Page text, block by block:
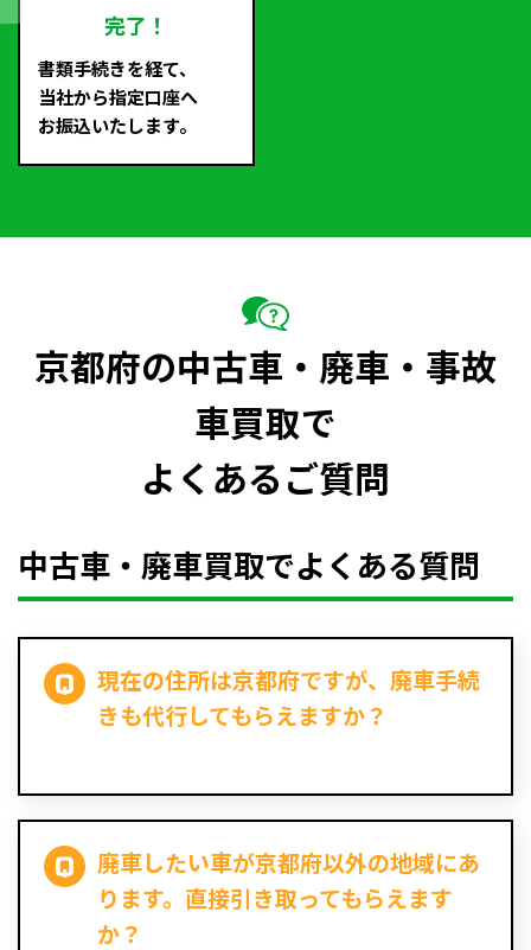
完了！
書類手続きを経て、
当社から指定口座へ
お振込いたします。
京都府の中古車・廃車・事故
車買取で
よくあるご質問
中古車・廃車買取でよくある質問
現在の住所は京都府ですが、廃車手続
きも代行してもらえますか？
廃車したい車が京都府以外の地域にあ
ります。直接引き取ってもらえます
か？